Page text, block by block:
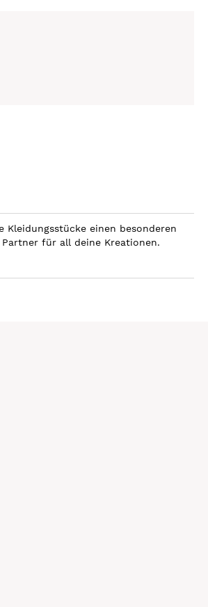
Kleidungsstücke einen besonderen
für all deine Kreationen.